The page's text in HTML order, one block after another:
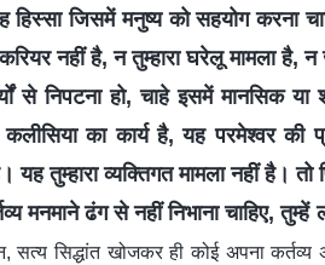
हिस्सा जिसमें मनुष्य को सहयोग करना
नहीं है, न तुम्हारा घरेलू मामला है, न
से निपटना हो, चाहे इसमें मानसिक
कलीसिया का कार्य है, यह परमेश्वर
यह तुम्हारा व्यक्तिगत मामला नहीं है।
मनमाने ढंग से नहीं निभाना चाहिए, तुम्हें
सत्य सिद्धांत खोजकर ही कोई अपना कर्तव्य